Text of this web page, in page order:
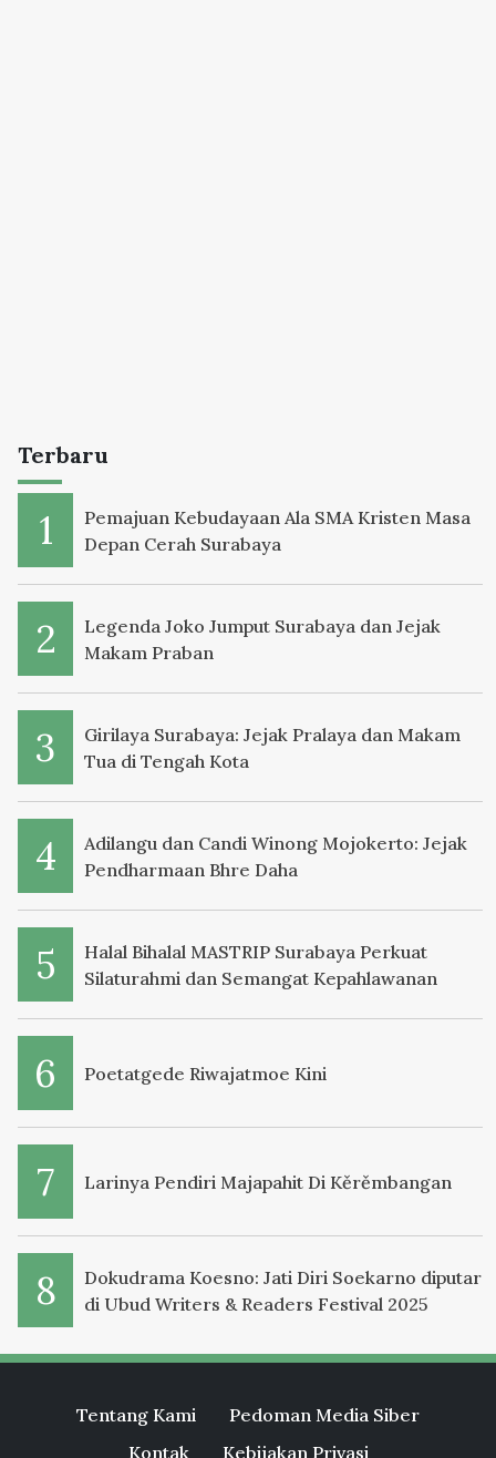
Terbaru
Pemajuan Kebudayaan Ala SMA Kristen Masa
Depan Cerah Surabaya
Legenda Joko Jumput Surabaya dan Jejak
Makam Praban
Girilaya Surabaya: Jejak Pralaya dan Makam
Tua di Tengah Kota
Adilangu dan Candi Winong Mojokerto: Jejak
Pendharmaan Bhre Daha
Halal Bihalal MASTRIP Surabaya Perkuat
Silaturahmi dan Semangat Kepahlawanan
Poetatgede Riwajatmoe Kini
Larinya Pendiri Majapahit Di Kěrěmbangan
Dokudrama Koesno: Jati Diri Soekarno diputar
di Ubud Writers & Readers Festival 2025
Tentang Kami
Pedoman Media Siber
Kontak
Kebijakan Privasi